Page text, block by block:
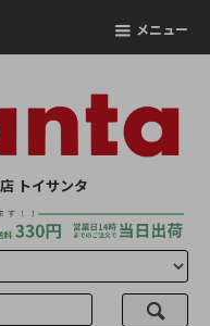
メニュー
トイサンタ